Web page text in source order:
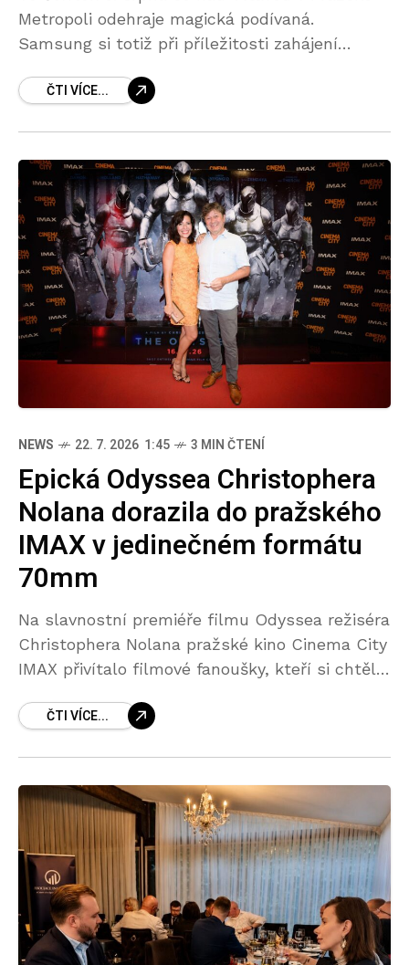
Metropoli odehraje magická podívaná.
Samsung si totiž při příležitosti zahájení
řady Galaxy připravil dronovou show
ČTI VÍCE...
NEWS 22. 7. 2026 1:45 3 MIN ČTENÍ
Epická Odyssea Christophera
Nolana dorazila do pražského
IMAX v jedinečném formátu
70mm
Na slavnostní premiéře filmu Odyssea režiséra
Christophera Nolana pražské kino Cinema City
IMAX přivítalo filmové fanoušky, kteří si chtěli
filmových projektů posledních let v
ČTI VÍCE...